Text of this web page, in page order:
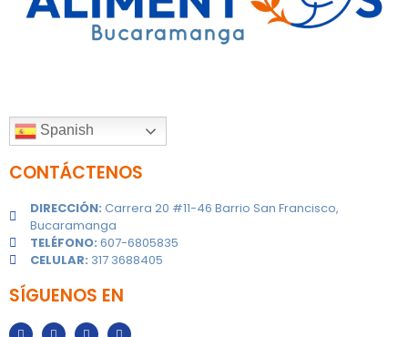
Spanish
CONTÁCTENOS
DIRECCIÓN: Carrera 20 #11-46 Barrio San Francisco,
Bucaramanga
TELÉFONO: 607-6805835
CELULAR: 317 3688405
SÍGUENOS EN